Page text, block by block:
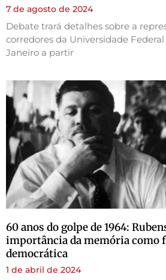
7 de agosto de 2024
Debate trará detalhes sobre a
corredores da Universidade
Janeiro a partir
60 anos do golpe de 1964:
importância da memória como
democrática
1 de abril de 2024